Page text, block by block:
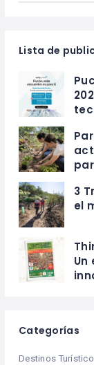
Lista de
3
el
Un
Categorías
Destinos